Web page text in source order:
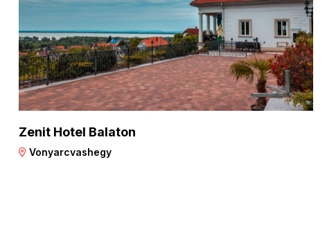
Zenit Hotel Balaton
Vonyarcvashegy